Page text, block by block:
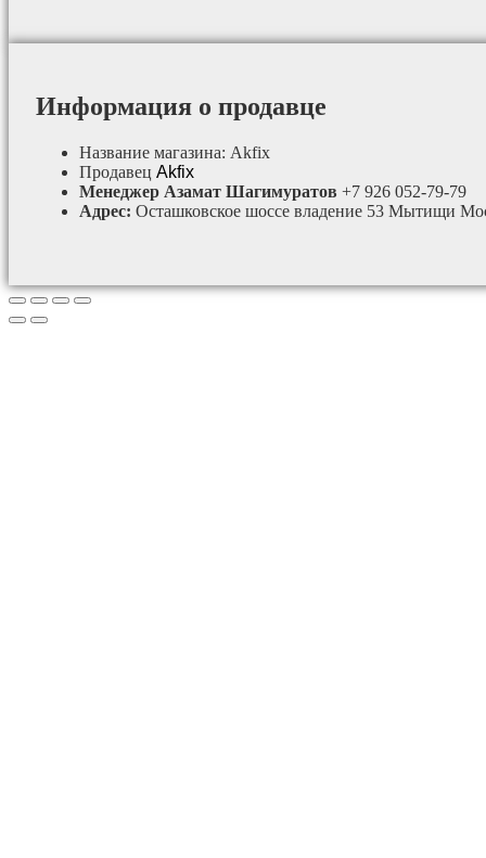
Информация о продавце
Название магазина: Akfix
Продавец Akfix
Менеджер Азамат Шагимуратов +7 926 052-79-79
Адрес: Осташковское шоссе владение 53 Мытищи